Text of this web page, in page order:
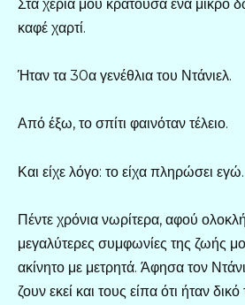
Στα χέρια μου κρατούσα ένα μικρό
καφέ χαρτί.
Ήταν τα 30α γενέθλια του Ντάνιελ.
Από έξω, το σπίτι φαινόταν τέλειο.
Και είχε λόγο: το είχα πληρώσει εγώ.
Πέντε χρόνια νωρίτερα, αφού
μεγαλύτερες συμφωνίες της ζωής
ακίνητο με μετρητά. Άφησα τον
ζουν εκεί και τους είπα ότι ήταν δικό